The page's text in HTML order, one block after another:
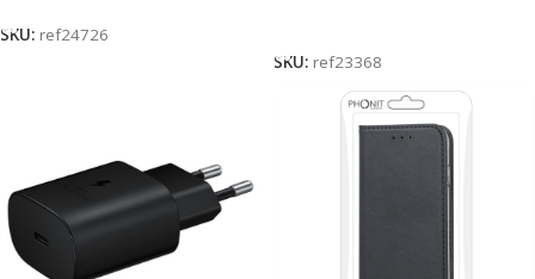
SKU: ref24726
SKU: ref23368